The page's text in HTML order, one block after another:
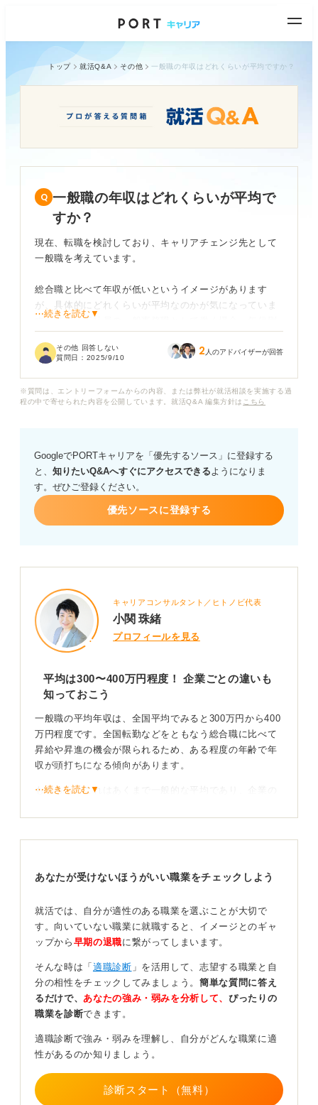
トップ 就活Q&A その他 一般職の年収はどれくらいが平均ですか？
一般職の年収はどれくらいが平均で
すか？
現在、転職を検討しており、キャリアチェンジ先として
一般職を考えています。
総合職と比べて年収が低いというイメージがあります
が、具体的にどれくらいが平均なのかが気になっていま
す。特に、正社員の一般事務職として働く場合、年代別
か？
⋯続きを読む▼
その他 回答しない
質問日： 2025/9/10 2 人のアドバイザーが回答
※質問は、エントリーフォームからの内容、または弊社が就活相談を実施する過
程の中で寄せられた内容を公開しています。就活Q&A 編集方針は こちら
GoogleでPORTキャリアを「優先するソース」に登録する
と、 知りたいQ&Aへすぐにアクセスできるようになりま
す。ぜひご登録ください。
優先ソースに登録する
キャリアコンサルタント／ヒトノビ代表
小関 珠緒
プロフィールを見る
平均は300〜400万円程度！ 企業ごとの違いも
知っておこう
一般職の平均年収は、全国平均でみると300万円から400
万円程度です。全国転勤などをともなう総合職に比べて
昇給や昇進の機会が限られるため、ある程度の年齢で年
収が頭打ちになる傾向があります。
もちろん、これはあくまで一般的な平均であり、企業の
しょう。
す。また、金融、製薬、商社など、利益率の高い業界を
選ぶことで、一般職でも比較的に高い給与水準が期待で
さらに、キャリアチェンジを視野に入れ、営業事務から
営業職や企画職へステップアップするという道もありま
す。自身のキャリアプランと合わせて検討してみましょ
0
⋯続きを読む▼
あなたが受けないほうがいい職業をチェックしよう
就活では、自分が適性のある職業を選ぶことが大切で
す。向いていない職業に就職すると、イメージとのギャ
ップから 早期の退職に繋がってしまいます。
そんな時は「 適職診断 」を活用して、志望する職業と自
分の相性をチェックしてみましょう。簡単な質問に答え
るだけで、 あなたの強み・弱みを分析して、 ぴったりの
職業を診断できます。
適職診断で強み・弱みを理解し、自分がどんな職業に適
性があるのか知りましょう。
診断スタート（無料）